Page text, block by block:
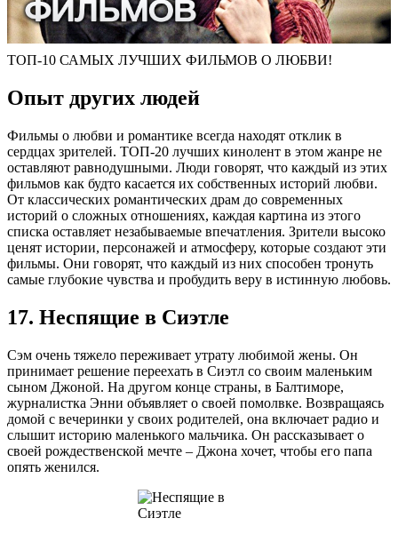
ТОП-10 САМЫХ ЛУЧШИХ ФИЛЬМОВ О ЛЮБВИ!
Опыт других людей
Фильмы о любви и романтике всегда находят отклик в
сердцах зрителей. ТОП-20 лучших кинолент в этом жанре не
оставляют равнодушными. Люди говорят, что каждый из этих
фильмов как будто касается их собственных историй любви.
От классических романтических драм до современных
историй о сложных отношениях, каждая картина из этого
списка оставляет незабываемые впечатления. Зрители высоко
ценят истории, персонажей и атмосферу, которые создают эти
фильмы. Они говорят, что каждый из них способен тронуть
самые глубокие чувства и пробудить веру в истинную любовь.
17. Неспящие в Сиэтле
Сэм очень тяжело переживает утрату любимой жены. Он
принимает решение переехать в Сиэтл со своим маленьким
сыном Джоной. На другом конце страны, в Балтиморе,
журналистка Энни объявляет о своей помолвке. Возвращаясь
домой с вечеринки у своих родителей, она включает радио и
слышит историю маленького мальчика. Он рассказывает о
своей рождественской мечте – Джона хочет, чтобы его папа
опять женился.